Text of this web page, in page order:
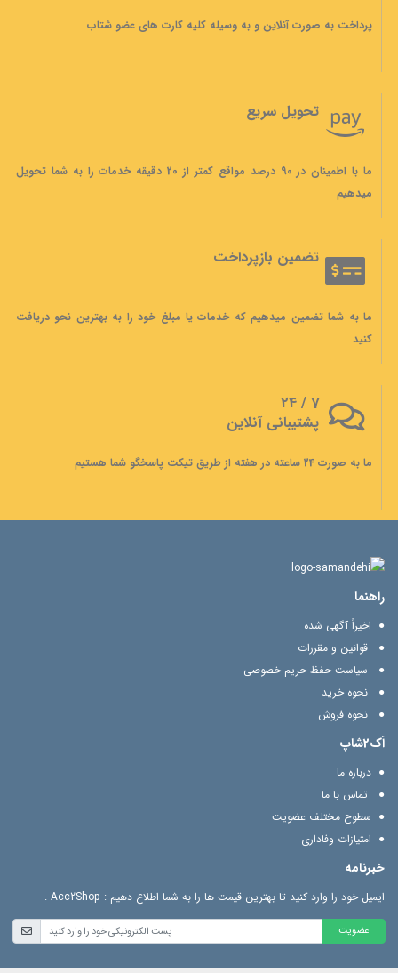
پرداخت به صورت آنلاین و به وسیله کلیه کارت های عضو شتاب
تحویل سریع
ما با اطمینان در 90 درصد مواقع کمتر از 20 دقیقه خدمات را به شما تحویل
میدهیم
تضمین بازپرداخت
ما به شما تضمین میدهیم که خدمات یا مبلغ خود را به بهترین نحو دریافت
کنید
7 / 24
پشتیبانی آنلاین
ما به صورت 24 ساعته در هفته از طریق تیکت پاسخگو شما هستیم
راهنما
اخیراً آگهی شده
قوانین و مقررات
سیاست حفظ حریم خصوصی
نحوه خرید
نحوه فروش
اَک2شاپ
درباره ما
تماس با ما
سطوح مختلف عضویت
امتیازات وفاداری
خبرنامه
ایمیل خود را وارد کنید تا بهترین قیمت ها را به شما اطلاع دهیم : Acc2Shop .
عضویت